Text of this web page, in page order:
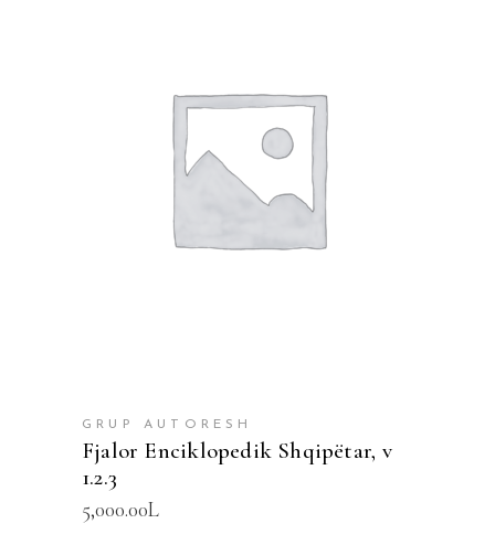
SHTOJE NË SHPORTË
GRUP AUTORESH
Fjalor Enciklopedik Shqipëtar, v
1.2.3
5,000.00L